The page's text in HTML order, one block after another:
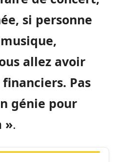
si personne
allez avoir
Pas
génie pour
».